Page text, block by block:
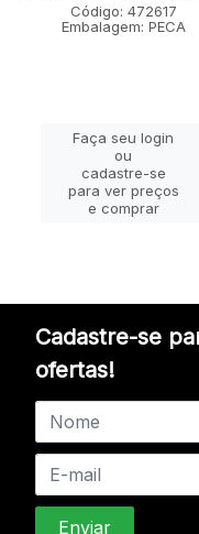
Código: 472617
Embalagem: PECA
Faça seu login
ou
cadastre-se
para ver preços
e comprar
Cadastre-se
ofertas!